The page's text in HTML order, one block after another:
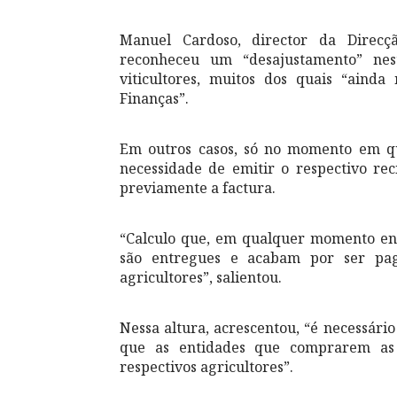
Manuel Cardoso, director da
reconheceu um “desajustamento”
viticultores, muitos dos quais
Finanças”.
Em outros casos, só no momento em
necessidade de emitir o respectivo
previamente a factura.
“Calculo que, em qualquer momento
são entregues e acabam por ser
agricultores”, salientou.
Nessa altura, acrescentou, “é
que as entidades que comprarem
respectivos agricultores”.